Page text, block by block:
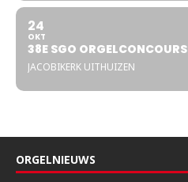
24
OKT
38E SGO ORGELCONCOURS
JACOBIKERK UITHUIZEN
ORGELNIEUWS